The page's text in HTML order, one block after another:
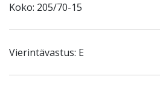
Koko: 205/70-15
Vierintävastus: E